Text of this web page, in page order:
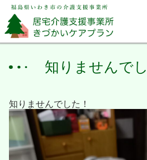
知りませんでし
知りませんでした！